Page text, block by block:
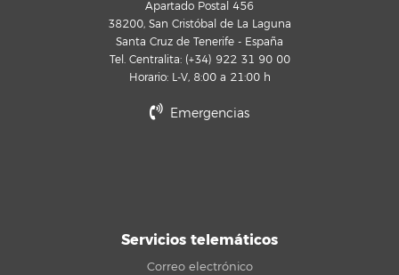
Apartado Postal 456
38200, San Cristóbal de La Laguna
Santa Cruz de Tenerife - España
Tel. Centralita: (+34) 922 31 90 00
Horario: L-V, 8:00 a 21:00 h
Emergencias
Servicios telemáticos
Correo electrónico